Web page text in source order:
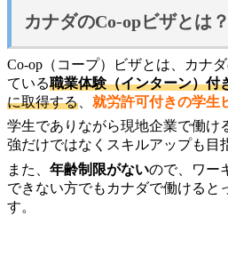
カナダのCo-opビザとは？
Co-op（コープ）ビザとは、カナ
ている職業体験（インターン）付
に取得する
就労許可付きの学生
学生でありながら現地企業で働け
強だけではなくスキルアップも目
また、 年齢制限がないので、ワー
できない方でもカナダで働けると
す。